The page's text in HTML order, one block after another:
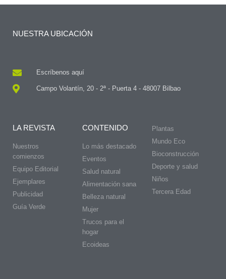
NUESTRA UBICACIÓN
Escríbenos aquí
Campo Volantín, 20 - 2ª - Puerta 4 - 48007 Bilbao
LA REVISTA
Nuestros
comienzos
Equipo Editorial
Ejemplares
Publicidad
Guía Verde
CONTENIDO
Lo más destacado
Eventos
Salud natural
Alimentación sana
Belleza natural
Mujer
Trucos para el
hogar
Ecoideas
Plantas
Mundo Eco
Bioconstrucción
Deporte y salud
Niños
Tercera Edad